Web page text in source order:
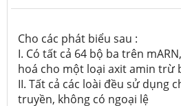
Cho các phát biểu sau :
I. Có tất cả 64 bộ ba trên
hoá cho một loại axit amin trừ
II. Tất cả các loài đều sử dụng
truyền, không có ngoại lệ